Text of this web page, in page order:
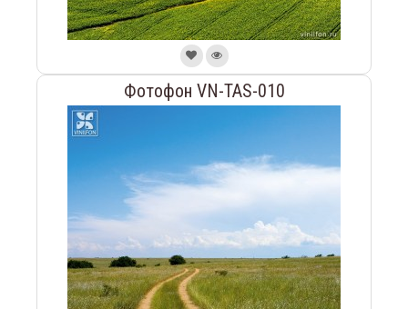
Фотофон VN-TAS-010